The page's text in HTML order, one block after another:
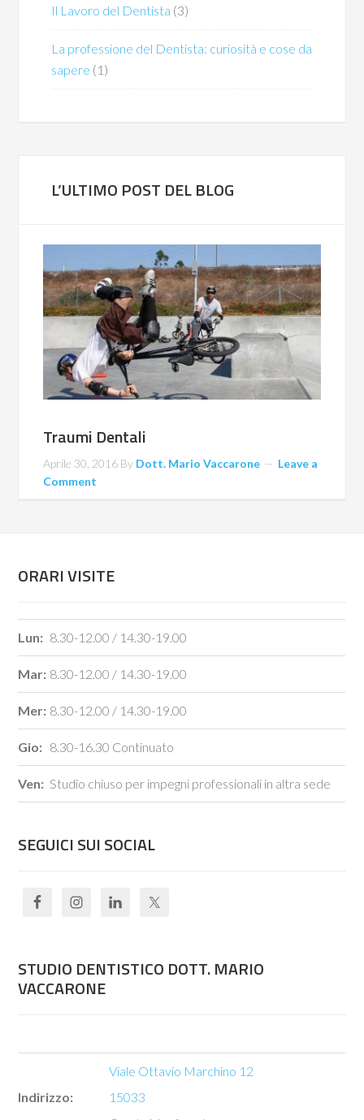
Il Lavoro del Dentista (3)
La professione del Dentista: curiosità e cose da
sapere (1)
L’ULTIMO POST DEL BLOG
Traumi Dentali
Aprile 30, 2016 By Dott. Mario Vaccarone
Leave a
Comment
ORARI VISITE
Lun: 8.30-12.00 / 14.30-19.00
Mar: 8.30-12.00 / 14.30-19.00
Mer: 8.30-12.00 / 14.30-19.00
Gio: 8.30-16.30 Continuato
Ven: Studio chiuso per impegni professionali in altra sede
SEGUICI SUI SOCIAL
STUDIO DENTISTICO DOTT. MARIO
VACCARONE
Indirizzo:
Viale Ottavio Marchino 12
15033